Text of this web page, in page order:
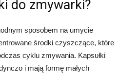
do zmywarki?
sposobem na umycie
środki czyszczące, które
cyklu zmywania. Kapsułki
i mają formę małych